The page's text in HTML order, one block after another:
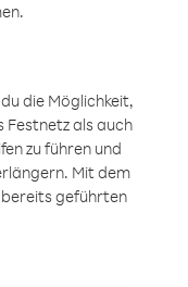
die Möglichkeit,
Festnetz als auch
zu führen und
Mit dem
geführten